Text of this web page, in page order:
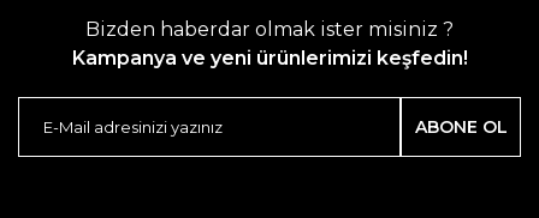
Bizden haberdar olmak ister misiniz ?
Kampanya ve yeni ürünlerimizi keşfedin!
ABONE OL